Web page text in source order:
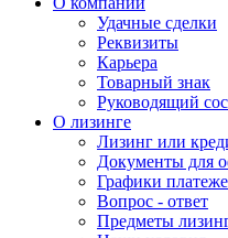
Удачные сделки
Реквизиты
Карьера
Товарный знак
Руководящий
О лизинге
Лизинг или
Документы для
Графики
Вопрос - ответ
Предметы